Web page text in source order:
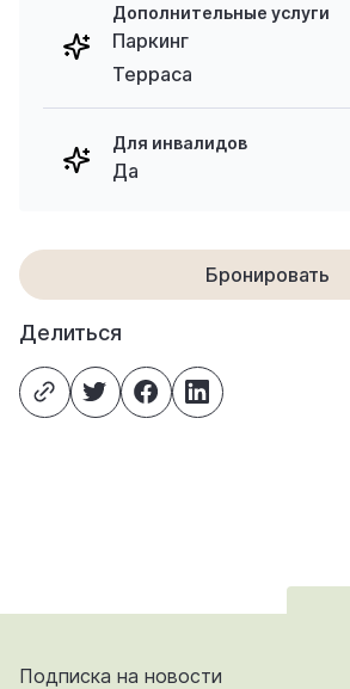
Дополнительные услуги
Паркинг
Терраса
Для инвалидов
Да
Бронировать
Делиться
Подписка на новости